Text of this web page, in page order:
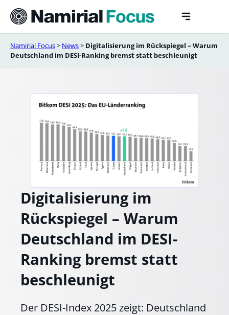
content
Namirial Focus> News> Digitalisierung im Rückspiegel – Warum
Deutschland im DESI-Ranking bremst statt beschleunigt
Digitalisierung im
Rückspiegel – Warum
Deutschland im DESI-
Ranking bremst statt
beschleunigt
Der DESI-Index 2025 zeigt: Deutschland